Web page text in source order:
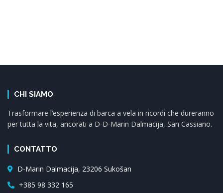
CHI SIAMO
Trasformare l’esperienza di barca a vela in ricordi che dureranno
per tutta la vita, ancorati a D-D-Marin Dalmacija, San Cassiano.
CONTATTO
D-Marin Dalmacija, 23206 Sukošan
+385 98 332 165